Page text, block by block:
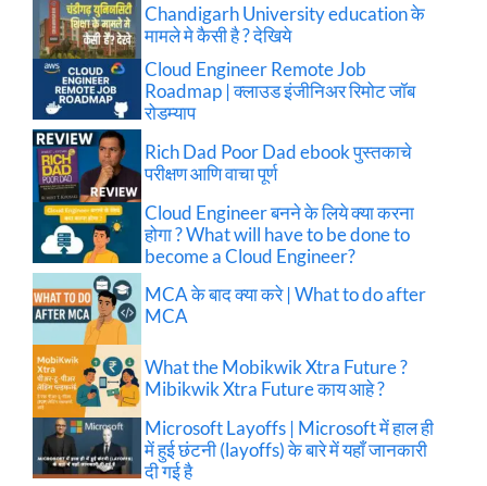
Chandigarh University education के
मामले मे कैसी है ? देखिये
Cloud Engineer Remote Job
Roadmap | क्लाउड इंजीनिअर रिमोट जॉब
रोडम्याप
Rich Dad Poor Dad ebook पुस्तकाचे
परीक्षण आणि वाचा पूर्ण
Cloud Engineer बनने के लिये क्या करना
होगा ? What will have to be done to
become a Cloud Engineer?
MCA के बाद क्या करे | What to do after
MCA
What the Mobikwik Xtra Future ?
Mibikwik Xtra Future काय आहे ?
Microsoft Layoffs | Microsoft में हाल ही
में हुई छंटनी (layoffs) के बारे में यहाँ जानकारी
दी गई है